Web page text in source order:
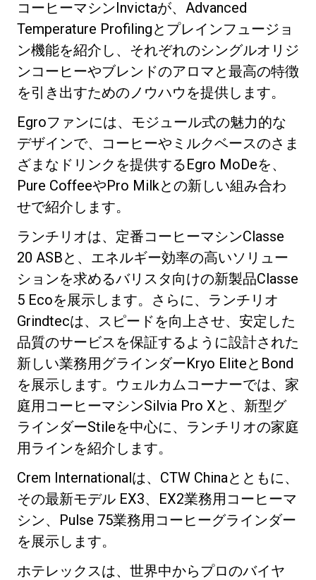
コーヒーマシンInvictaが、Advanced
Temperature Profilingとプレインフュージョ
ン機能を紹介し、それぞれのシングルオリジ
ンコーヒーやブレンドのアロマと最高の特徴
を引き出すためのノウハウを提供します。
Egroファンには、モジュール式の魅力的な
デザインで、コーヒーやミルクベースのさま
ざまなドリンクを提供するEgro MoDeを、
Pure CoffeeやPro Milkとの新しい組み合わ
せで紹介します。
ランチリオは、定番コーヒーマシンClasse
20 ASBと、エネルギー効率の高いソリュー
ションを求めるバリスタ向けの新製品Classe
5 Ecoを展示します。さらに、ランチリオ
Grindtecは、スピードを向上させ、安定した
品質のサービスを保証するように設計された
新しい業務用グラインダーKryo EliteとBond
を展示します。ウェルカムコーナーでは、家
庭用コーヒーマシンSilvia Pro Xと、新型グ
ラインダーStileを中心に、ランチリオの家庭
用ラインを紹介します。
Crem Internationalは、CTW Chinaとともに、
その最新モデル EX3、EX2業務用コーヒーマ
シン、Pulse 75業務用コーヒーグラインダー
を展示します。
ホテレックスは、世界中からプロのバイヤ
プライバシーポリシー